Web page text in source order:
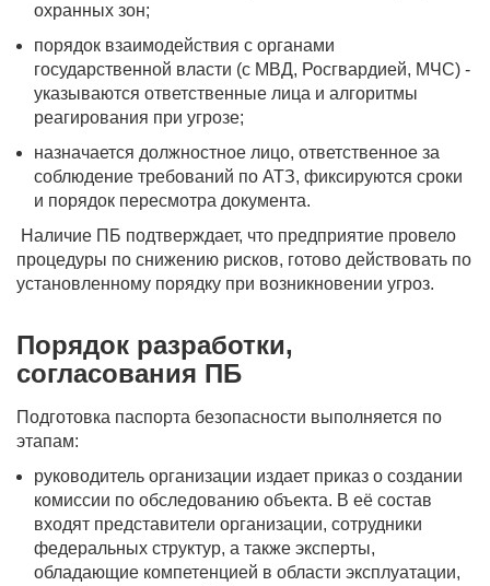
охранных зон;
порядок взаимодействия с органами
государственной власти (с МВД, Росгвардией, МЧС) -
указываются ответственные лица и алгоритмы
реагирования при угрозе;
назначается должностное лицо, ответственное за
соблюдение требований по АТЗ, фиксируются сроки
и порядок пересмотра документа.
Наличие ПБ подтверждает, что предприятие провело
процедуры по снижению рисков, готово действовать по
установленному порядку при возникновении угроз.
Порядок разработки,
согласования ПБ
Подготовка паспорта безопасности выполняется по
этапам:
руководитель организации издает приказ о создании
комиссии по обследованию объекта. В её состав
входят представители организации, сотрудники
федеральных структур, а также эксперты,
обладающие компетенцией в области эксплуатации,